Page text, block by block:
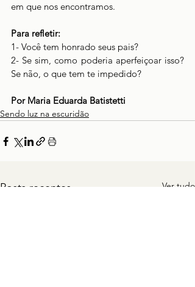
em que nos encontramos.
Para refletir:
1- Você tem honrado seus pais?
2- Se sim, como poderia aperfeiçoar isso?
Se não, o que tem te impedido?
Por Maria Eduarda Batistetti
Sendo luz na escuridão
Posts recentes Ver tudo